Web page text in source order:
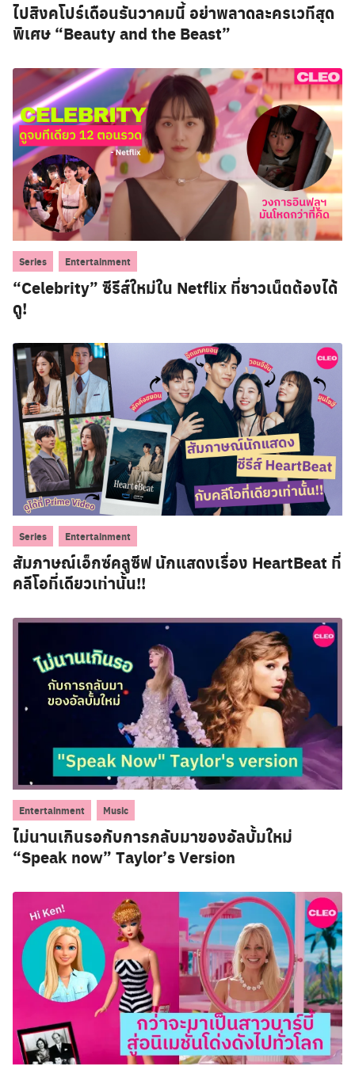
ไปสิงคโปร์เดือนธันวาคมนี้ อย่าพลาดละครเวทีสุด
พิเศษ “Beauty and the Beast”
Series Entertainment
“Celebrity” ซีรีส์ใหม่ใน Netflix ที่ชาวเน็ตต้องได้
ดู!
Series Entertainment
สัมภาษณ์เอ็กซ์คลูซีฟ นักแสดงเรื่อง HeartBeat ที่
คลีโอที่เดียวเท่านั้น!!
Entertainment Music
ไม่นานเกินรอกับการกลับมาของอัลบั้มใหม่
“Speak now” Taylor’s Version